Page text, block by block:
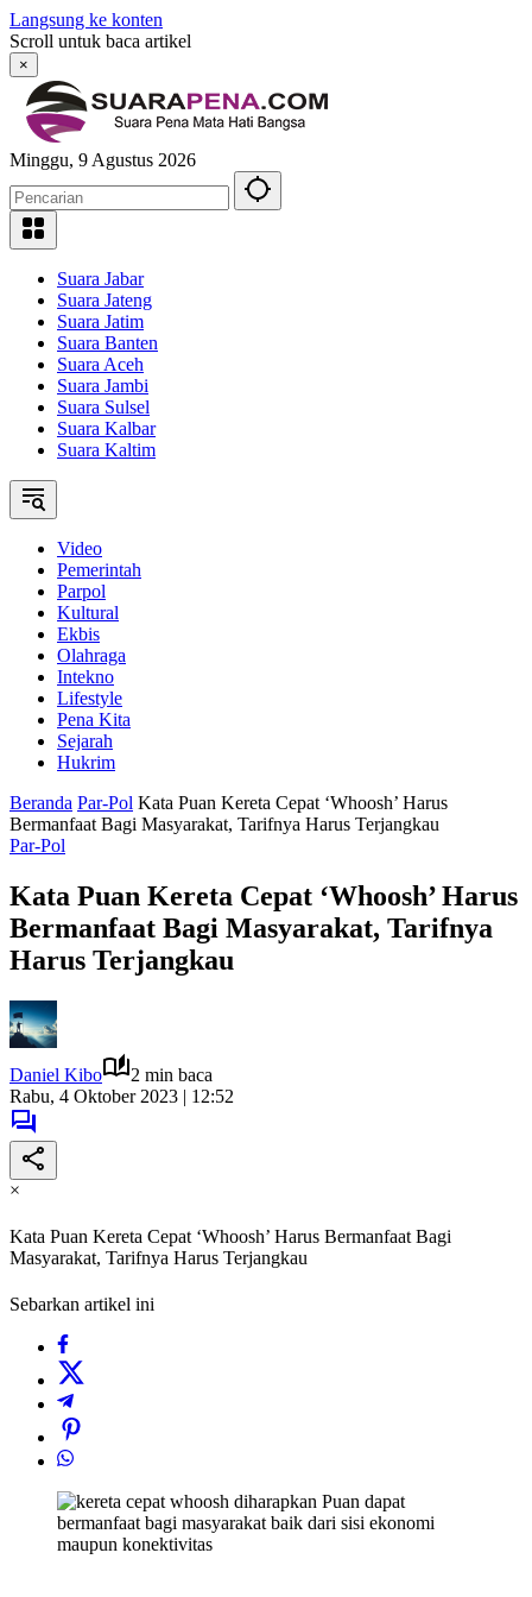
Langsung ke konten
Scroll untuk baca artikel
×
Minggu, 9 Agustus 2026
Suara Jabar
Suara Jateng
Suara Jatim
Suara Banten
Suara Aceh
Suara Jambi
Suara Sulsel
Suara Kalbar
Suara Kaltim
Video
Pemerintah
Parpol
Kultural
Ekbis
Olahraga
Intekno
Lifestyle
Pena Kita
Sejarah
Hukrim
Beranda Par-Pol Kata Puan Kereta Cepat ‘Whoosh’ Harus
Bermanfaat Bagi Masyarakat, Tarifnya Harus Terjangkau
Par-Pol
Kata Puan Kereta Cepat ‘Whoosh’ Harus
Bermanfaat Bagi Masyarakat, Tarifnya
Harus Terjangkau
Daniel Kibo
2 min baca
Rabu, 4 Oktober 2023 | 12:52
×
Kata Puan Kereta Cepat ‘Whoosh’ Harus Bermanfaat Bagi
Masyarakat, Tarifnya Harus Terjangkau
Sebarkan artikel ini